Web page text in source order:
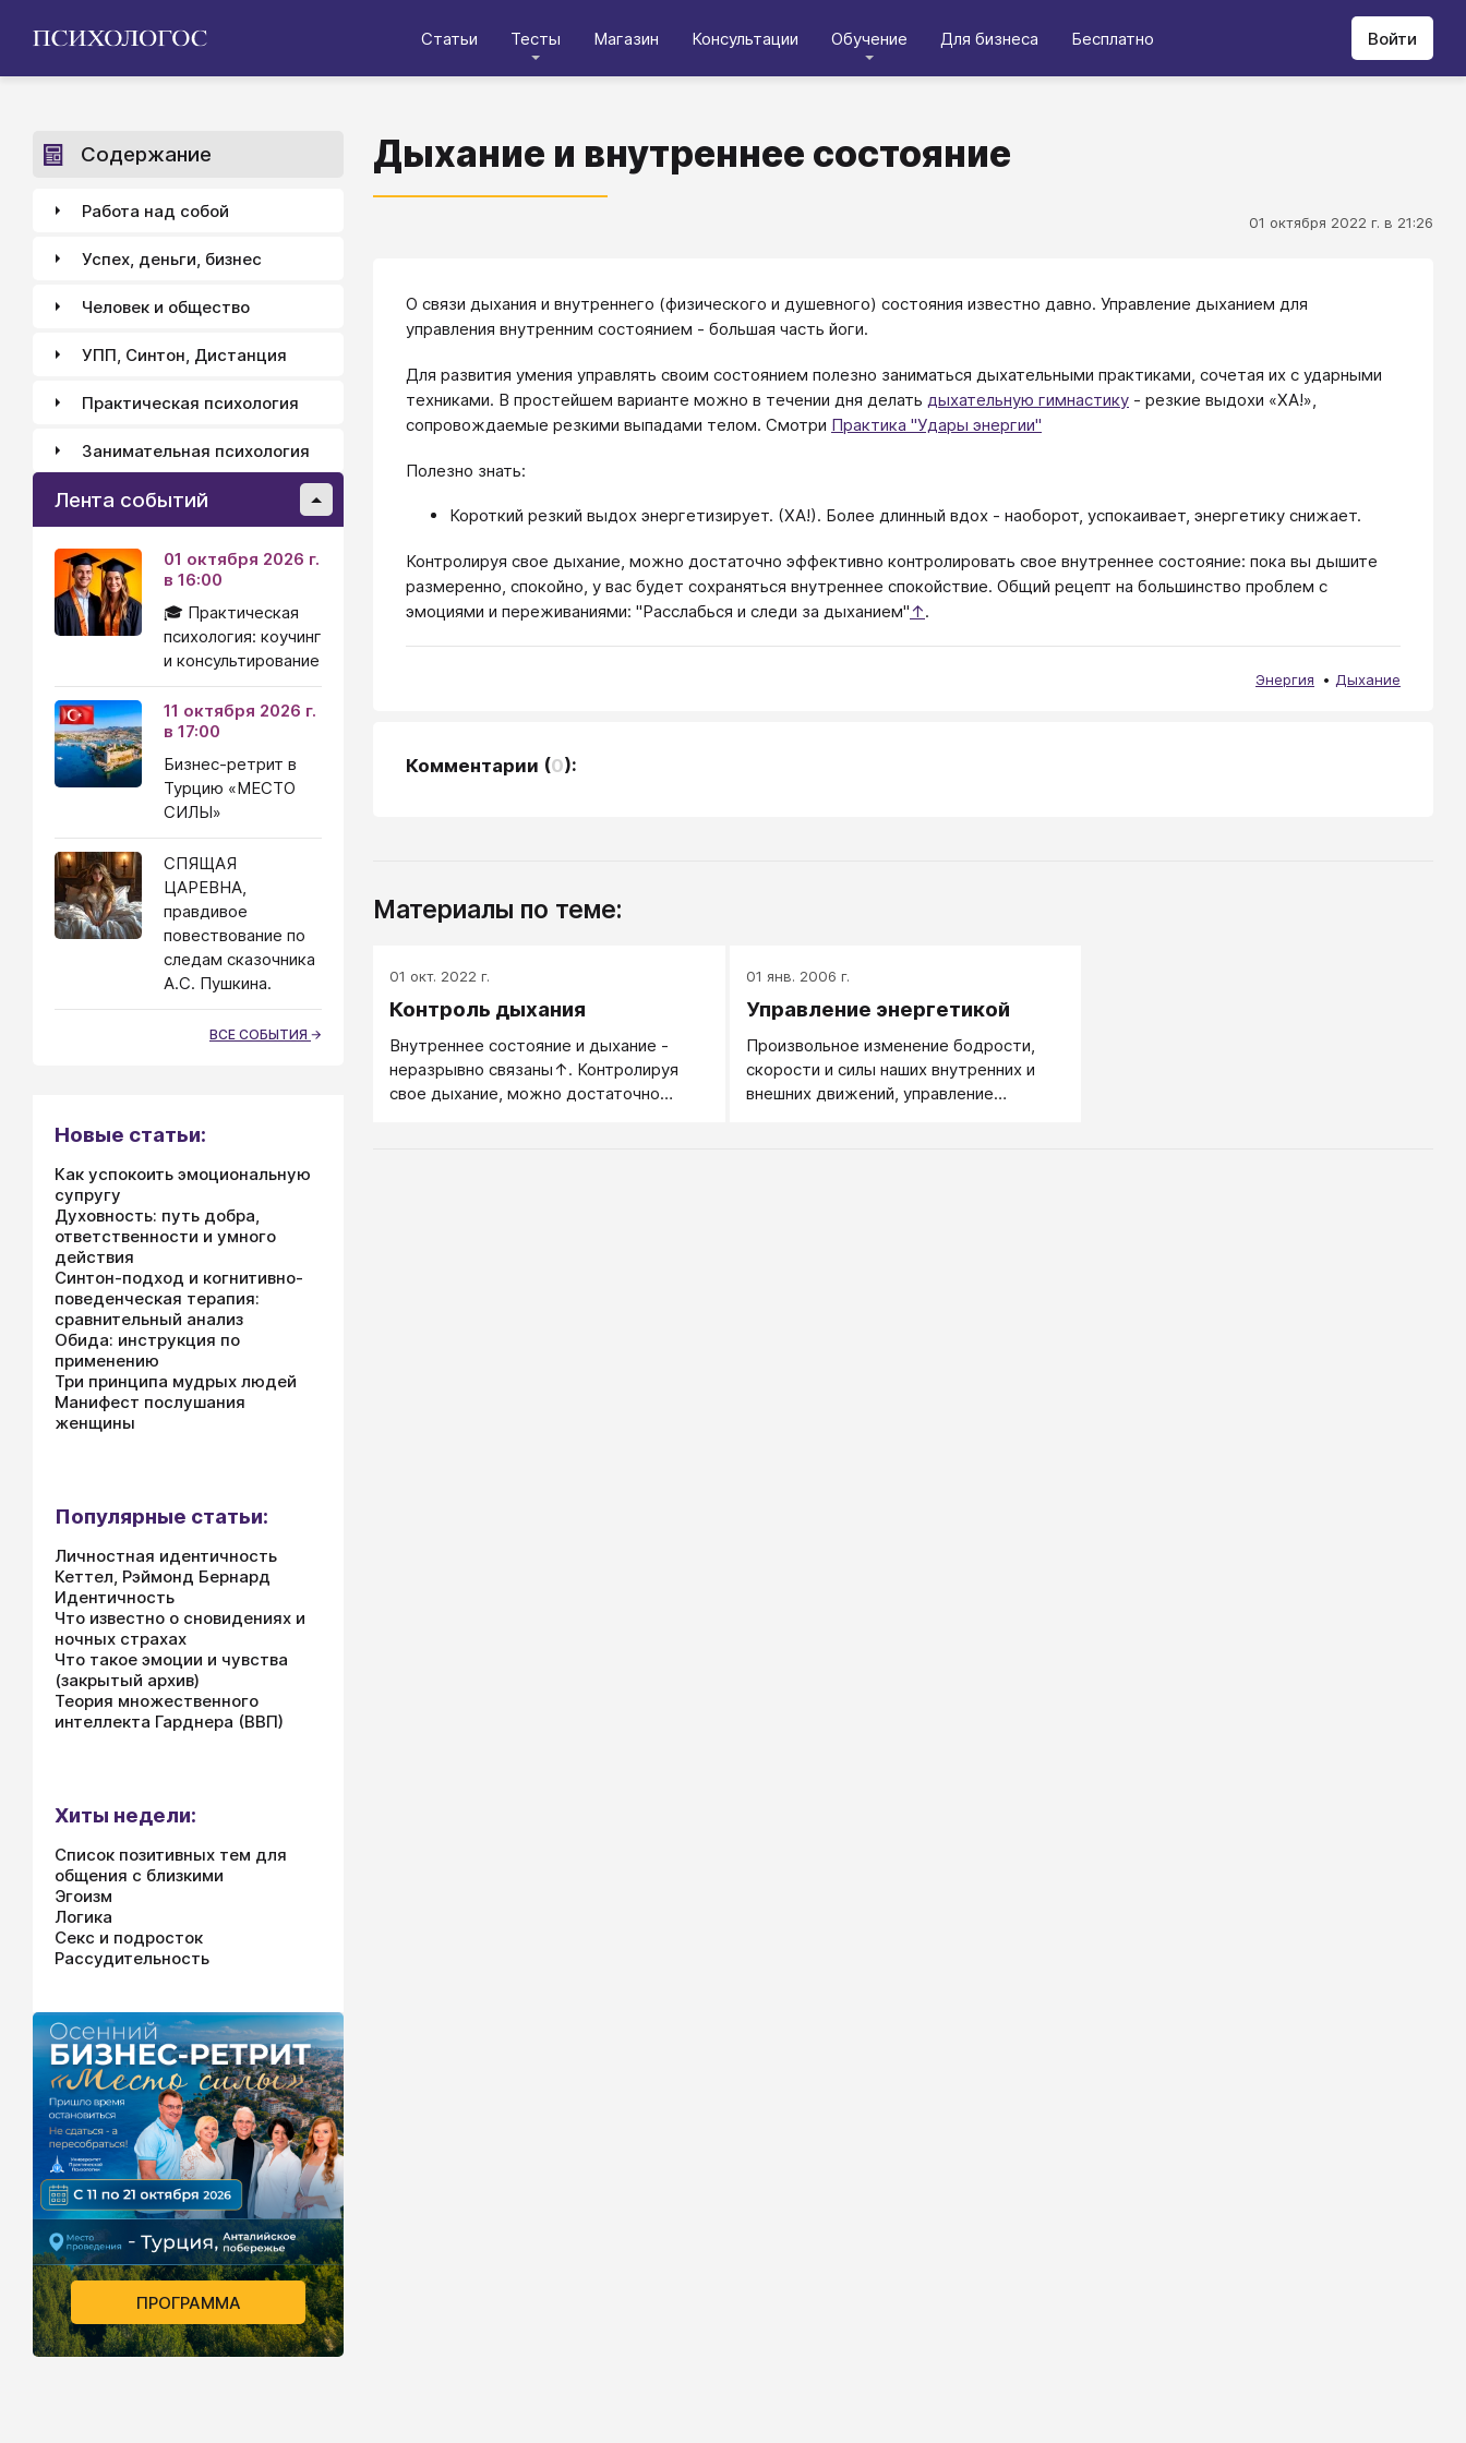
Статьи Тесты Магазин Консультации Обучение Для бизнеса Бесплатно Войти
Дыхание и внутреннее состояние
01 октября 2022 г. в 21:26
О связи дыхания и внутреннего (физического и душевного) состояния известно давно. Управление дыханием для
управления внутренним состоянием - большая часть йоги.
Для развития умения управлять своим состоянием полезно заниматься дыхательными практиками, сочетая их с ударными
техниками. В простейшем варианте можно в течении дня делать дыхательную гимнастику - резкие выдохи «ХА!»,
сопровождаемые резкими выпадами телом. Смотри Практика "Удары энергии"
Полезно знать:
Короткий резкий выдох энергетизирует. (ХА!). Более длинный вдох - наоборот, успокаивает, энергетику снижает.
Контролируя свое дыхание, можно достаточно эффективно контролировать свое внутреннее состояние: пока вы дышите
размеренно, спокойно, у вас будет сохраняться внутреннее спокойствие. Общий рецепт на большинство проблем с
эмоциями и переживаниями: "Расслабься и следи за дыханием"↑.
Энергия Дыхание
Комментарии (0):
Материалы по теме:
01 окт. 2022 г.
Контроль дыхания
Внутреннее состояние и дыхание -
неразрывно связаны↑. Контролируя
свое дыхание, можно достаточно
01 янв. 2006 г.
Управление энергетикой
Произвольное изменение бодрости,
скорости и силы наших внутренних и
внешних движений, управление
Содержание
Работа над собой
Успех, деньги, бизнес
Человек и общество
УПП, Синтон, Дистанция
Практическая психология
Занимательная психология
Лента событий
01 октября 2026 г.
в 16:00
🎓 Практическая
психология: коучинг
и консультирование
11 октября 2026 г.
в 17:00
Бизнес-ретрит в
Турцию «МЕСТО
СИЛЫ»
СПЯЩАЯ
ЦАРЕВНА,
правдивое
повествование по
следам сказочника
А.С. Пушкина.
ВСЕ СОБЫТИЯ
Новые статьи:
Как успокоить эмоциональную
супругу
Духовность: путь добра,
ответственности и умного
действия
Синтон-подход и когнитивно-
поведенческая терапия:
сравнительный анализ
Обида: инструкция по
применению
Три принципа мудрых людей
Манифест послушания
женщины
Популярные статьи:
Личностная идентичность
Кеттел, Рэймонд Бернард
Идентичность
Что известно о сновидениях и
ночных страхах
Что такое эмоции и чувства
(закрытый архив)
Теория множественного
интеллекта Гарднера (ВВП)
Хиты недели:
Список позитивных тем для
общения с близкими
Эгоизм
Логика
Секс и подросток
Рассудительность
ПРОГРАММА